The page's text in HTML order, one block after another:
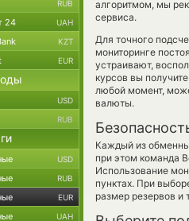
алгоритмом, мы
сервиса.
Для точного
мониторинге
устраивают,
курсов вы
любой момент,
валюты.
Каждый из
при этом команда
Использование
пунктах. При
размер резервов и
RUB
24 UAH
KZT
EUR
USD
RUB
USD
RUB
EUR
UAH